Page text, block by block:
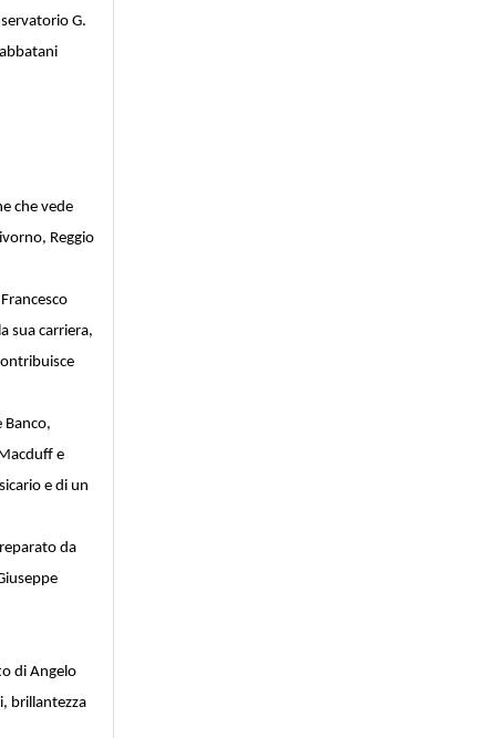
G.
che vede
Reggio
sua carriera,
Banco,
e
e di un
da
di Angelo
brillantezza